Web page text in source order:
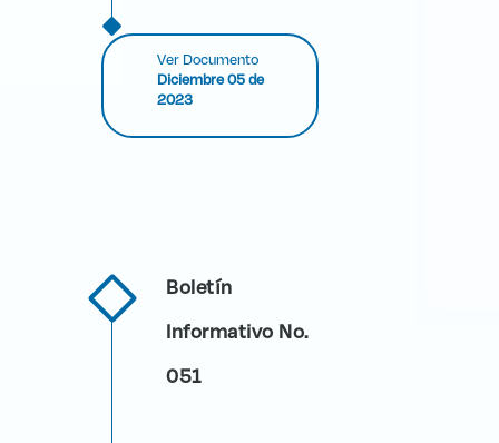
Ver Documento
Diciembre 05 de
2023
Boletín
Informativo No.
051